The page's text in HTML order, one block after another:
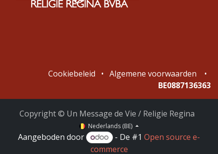
Cookiebeleid • Algemene voorwaarden
•
BE0887136363
Copyright © Un Message de Vie / Religie Regina
Nederlands (BE)
Aangeboden door - De #1 Open source e-
commerce